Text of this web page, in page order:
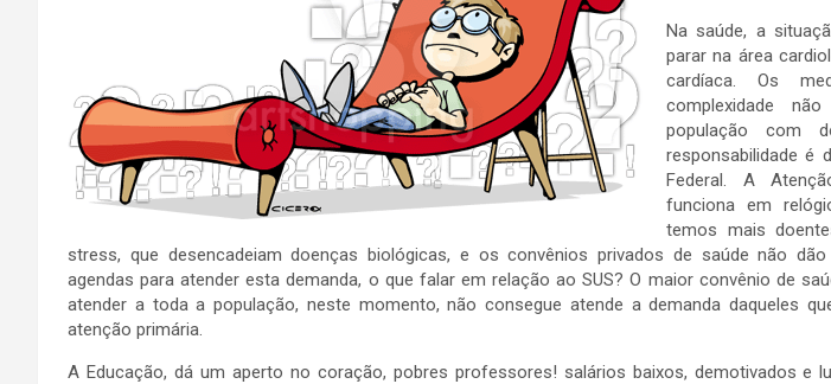
Na saúde, a
parar na área
cardíaca. Os
complexidade
população com
responsabilidade é
Federal. A
funciona em
temos mais
stress, que desencadeiam doenças biológicas, e os convênios privados de saúde não
agendas para atender esta demanda, o que falar em relação ao SUS? O maior convênio de
atender a toda a população, neste momento, não consegue atende a demanda daqueles
atenção primária.
A Educação, dá um aperto no coração, pobres professores! salários baixos, demotivados e